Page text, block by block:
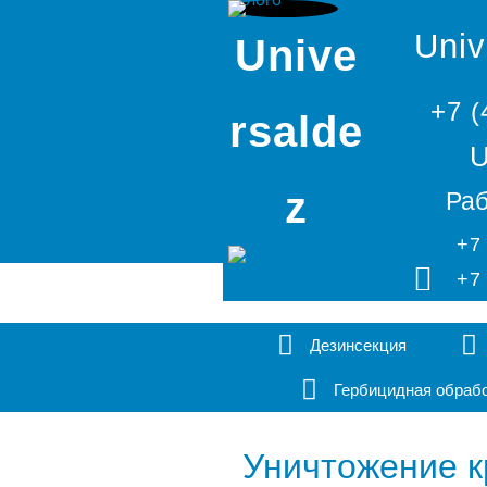
Unive
rsalde
z
+7
+7
+7
Дезинсекция
Гербицидная
Уничтожение